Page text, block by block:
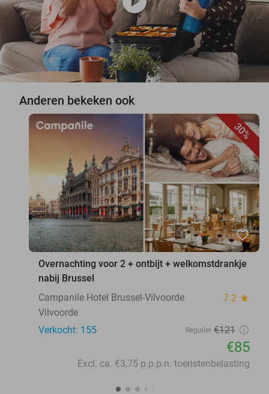
Anderen bekeken ook
30%
favorite_border
Overnachting voor 2 + ontbijt + welkomstdrankje
nabij Brussel
Campanile Hotel Brussel-Vilvoorde
7.2 star
Vilvoorde
Verkocht: 155
Regulier €121
€85
Excl. ca. €3,75 p.p.p.n. toeristenbelasting